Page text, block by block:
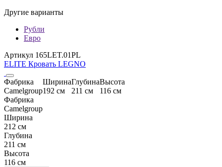
Другие варианты
Рубли
Евро
Артикул 165LET.01PL
ELITE Кровать LEGNO
Фабрика
Camelgroup
Ширина
192 см
Глубина
211 см
Высота
116 см
Фабрика
Camelgroup
Ширина
212 см
Глубина
211 см
Высота
116 см